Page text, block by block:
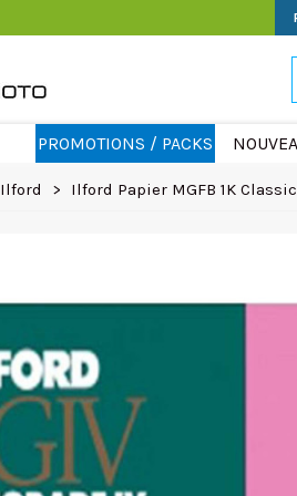
PROMOTIONS / PACKS
Ilford > Ilford Papier MGFB 1K